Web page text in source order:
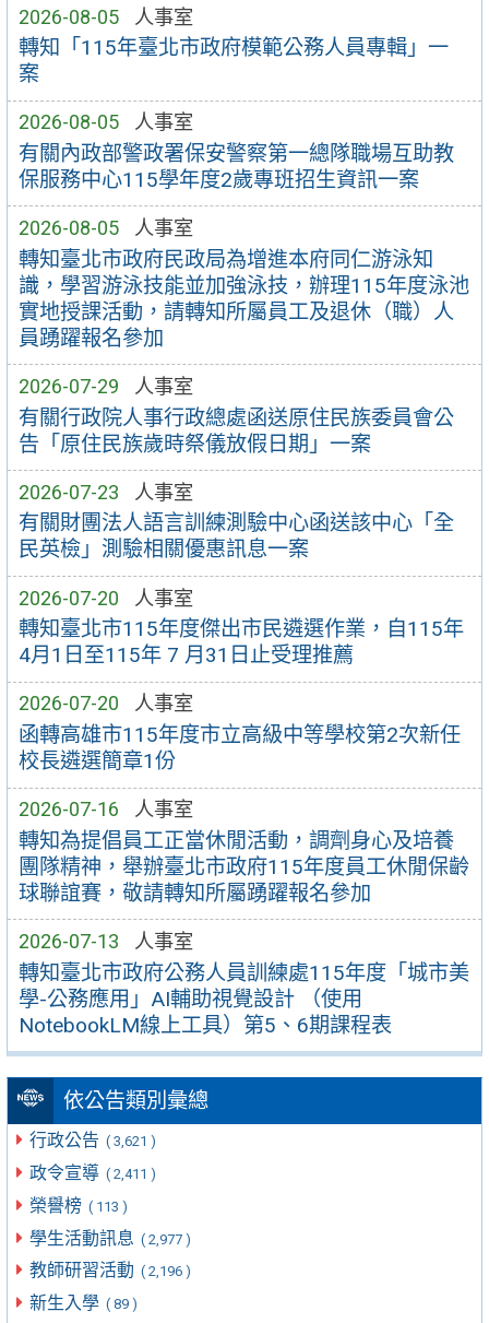
2026-08-05 人事室
轉知「115年臺北市政府模範公務人員專輯」一
案
2026-08-05 人事室
有關內政部警政署保安警察第一總隊職場互助教
保服務中心115學年度2歲專班招生資訊一案
2026-08-05 人事室
轉知臺北市政府民政局為增進本府同仁游泳知
識，學習游泳技能並加強泳技，辦理115年度泳池
實地授課活動，請轉知所屬員工及退休（職）人
員踴躍報名參加
2026-07-29 人事室
有關行政院人事行政總處函送原住民族委員會公
告「原住民族歲時祭儀放假日期」一案
2026-07-23 人事室
有關財團法人語言訓練測驗中心函送該中心「全
民英檢」測驗相關優惠訊息一案
2026-07-20 人事室
轉知臺北市115年度傑出市民遴選作業，自115年
4月1日至115年 7 月31日止受理推薦
2026-07-20 人事室
函轉高雄市115年度市立高級中等學校第2次新任
校長遴選簡章1份
2026-07-16 人事室
轉知為提倡員工正當休閒活動，調劑身心及培養
團隊精神，舉辦臺北市政府115年度員工休閒保齡
球聯誼賽，敬請轉知所屬踴躍報名參加
2026-07-13 人事室
轉知臺北市政府公務人員訓練處115年度「城市美
學-公務應用」AI輔助視覺設計 （使用
NotebookLM線上工具）第5、6期課程表
依公告類別彙總
行政公告 ( 3,621 )
政令宣導 ( 2,411 )
榮譽榜 ( 113 )
學生活動訊息 ( 2,977 )
教師研習活動 ( 2,196 )
新生入學 ( 89 )